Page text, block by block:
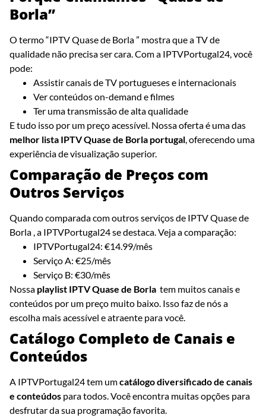
Borla”
O termo “IPTV Quase de Borla ” mostra que a TV de
qualidade não precisa ser cara. Com a IPTVPortugal24, você
pode:
Assistir canais de TV portugueses e internacionais
Ver conteúdos on-demand e filmes
Ter uma transmissão de alta qualidade
E tudo isso por um preço acessível. Nossa oferta é uma das
melhor lista IPTV Quase de Borla portugal, oferecendo uma
experiência de visualização superior.
Comparação de Preços com
Outros Serviços
Quando comparada com outros serviços de IPTV Quase de
Borla , a IPTVPortugal24 se destaca. Veja a comparação:
IPTVPortugal24: €14.99/mês
Serviço A: €25/mês
Serviço B: €30/mês
Nossa playlist IPTV Quase de Borla tem muitos canais e
conteúdos por um preço muito baixo. Isso faz de nós a
escolha mais acessível e atraente para você.
Catálogo Completo de Canais e
Conteúdos
A IPTVPortugal24 tem umcatálogo diversificado de canais
e conteúdos para todos. Você encontra muitas opções para
desfrutar da sua programação favorita.